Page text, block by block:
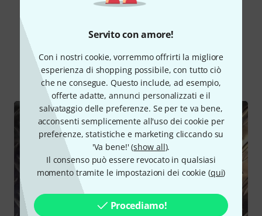
Servito con amore!
Con i nostri cookie, vorremmo offrirti la migliore
esperienza di shopping possibile, con tutto ciò
che ne consegue. Questo include, ad esempio,
offerte adatte, annunci personalizzati e il
salvataggio delle preferenze. Se per te va bene,
acconsenti semplicemente all'uso dei cookie per
preferenze, statistiche e marketing cliccando su
'Va bene!' (show all).
Il consenso può essere revocato in qualsiasi
momento tramite le impostazioni dei cookie (qui)
Procediamo!
Lo sapevi?
Tutti videos Guide online